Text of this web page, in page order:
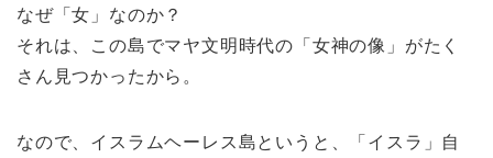
なぜ「女」なのか？
それは、この島でマヤ文明時代の「女神の像」がたく
さん見つかったから。
なので、イスラムヘーレス島というと、「イスラ」自